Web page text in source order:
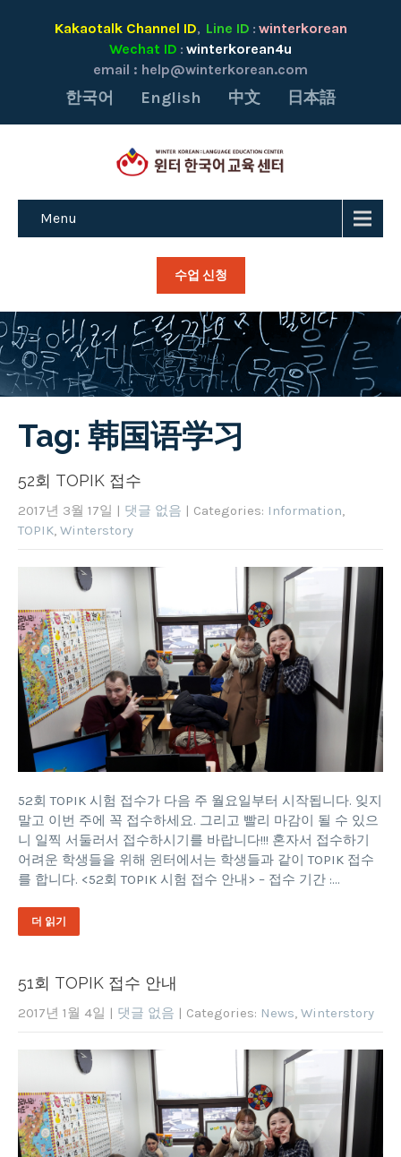
Kakaotalk Channel ID, Line ID : winterkorean
Wechat ID : winterkorean4u
email : help@winterkorean.com
한국어 English 中文 日本語
Menu
수업 신청
Tag: 韩国语学习
52회 TOPIK 접수
2017년 3월 17일 | 댓글 없음 | Categories: Information,
TOPIK, Winterstory
52회 TOPIK 시험 접수가 다음 주 월요일부터 시작됩니다. 잊지
말고 이번 주에 꼭 접수하세요. 그리고 빨리 마감이 될 수 있으
니 일찍 서둘러서 접수하시기를 바랍니다!!! 혼자서 접수하기
어려운 학생들을 위해 윈터에서는 학생들과 같이 TOPIK 접수
를 합니다. <52회 TOPIK 시험 접수 안내> – 접수 기간 :…
더 읽기
51회 TOPIK 접수 안내
2017년 1월 4일 | 댓글 없음 | Categories: News, Winterstory